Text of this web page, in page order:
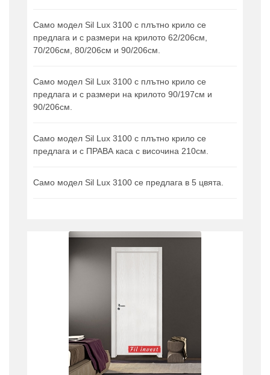
Само модел Sil Lux 3100 с плътно крило се
предлага и с размери на крилото 62/206см,
70/206см, 80/206см и 90/206см.
Само модел Sil Lux 3100 с плътно крило се
предлага и с размери на крилото 90/197см и
90/206см.
Само модел Sil Lux 3100 с плътно крило се
предлага и с ПРАВА каса с височина 210см.
Само модел Sil Lux 3100 се предлага в 5 цвята.